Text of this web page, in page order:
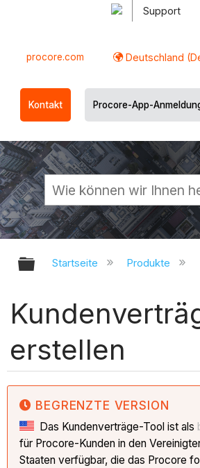
Support
procore.com Deutschland
Kontakt Procore-App-
Globale
Startseite Produkte
erstellen
BEGRENZTE VERSION
Das Kundenverträge-Tool ist als
für Procore-Kunden in den
Staaten verfügbar, die das Procore